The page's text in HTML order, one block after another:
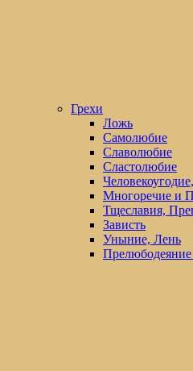
Грехи
Ложь
Самолюбие
Славолюбие
Сластолюбие
Многоречие и
Тщеславия,
Зависть
Уныние, Лень
Прелюбодеяние